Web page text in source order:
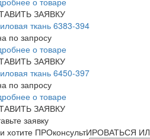
ЗАЯВКУ
ткань 6383-394
по запросу
о товаре
ЗАЯВКУ
ткань 6450-397
по запросу
о товаре
ЗАЯВКУ
заявку
хотите ПРОконсультИРОВАТЬСЯ